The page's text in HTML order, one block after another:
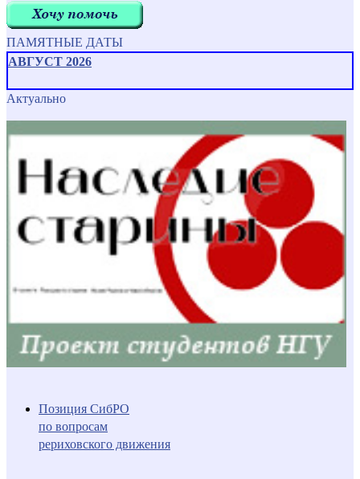
ПАМЯТНЫЕ ДАТЫ
АВГУСТ 2026
Актуально
Позиция СибРО
по вопросам
рериховского движения